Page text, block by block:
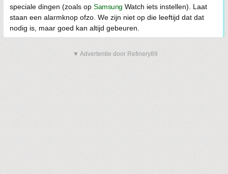
speciale dingen (zoals op Samsung Watch iets instellen). Laat
staan een alarmknop ofzo. We zijn niet op die leeftijd dat dat
nodig is, maar goed kan altijd gebeuren.
▼ Advertentie door Refinery89